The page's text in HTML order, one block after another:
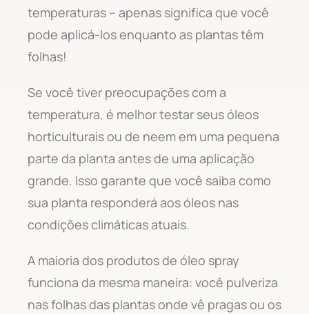
temperaturas – apenas significa que você
pode aplicá-los enquanto as plantas têm
folhas!
Se você tiver preocupações com a
temperatura, é melhor testar seus óleos
horticulturais ou de neem em uma pequena
parte da planta antes de uma aplicação
grande. Isso garante que você saiba como
sua planta responderá aos óleos nas
condições climáticas atuais.
A maioria dos produtos de óleo spray
funciona da mesma maneira: você pulveriza
nas folhas das plantas onde vê pragas ou os